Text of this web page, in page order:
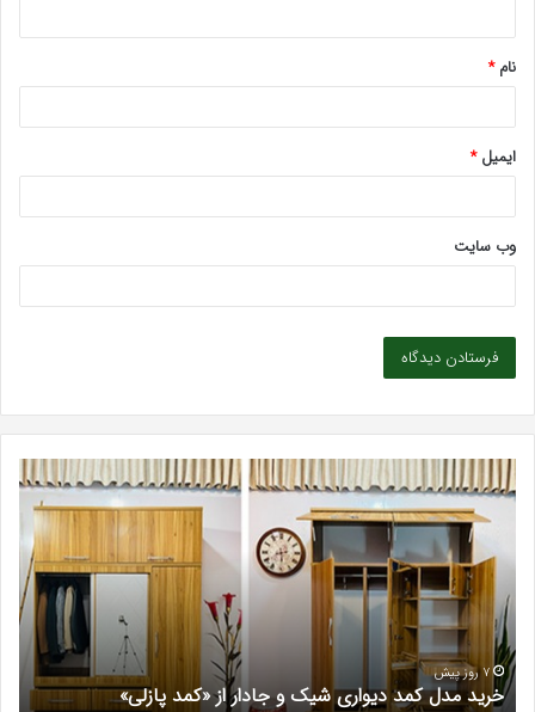
*
نام*
ایمیل*
وب‌ سایت
کمد دیواری شیک و جادار از «کمد پازلی»
بهترین
کلینیک
زیبایی
در
فردیس
کرج؛
دکتر
مریم
خیرآبادی
7 روز پیش
بهترین